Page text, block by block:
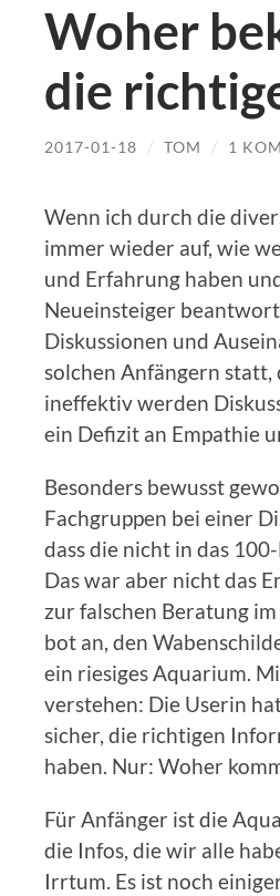
Woher
die
2017-01-18 / TOM / 1
Wenn ich durch die
immer wieder auf, wie
und Erfahrung haben
Neueinsteiger
Diskussionen und
solchen Anfängern
ineffektiv werden
ein Defizit an Empathie
Besonders bewusst
Fachgruppen bei einer
dass die nicht in das
Das war aber nicht das
zur falschen Beratung
bot an, den
ein riesiges Aquarium.
verstehen: Die Userin
sicher, die richtigen
haben. Nur: Woher
Für Anfänger ist die
die Infos, die wir alle
Irrtum. Es ist noch